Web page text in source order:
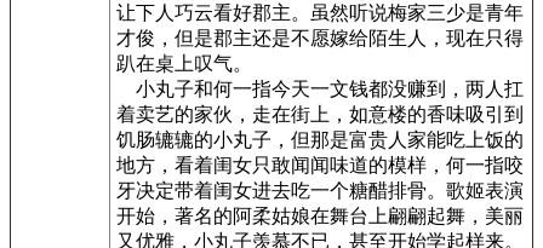
让下人巧云看好郡主。虽然听说梅家三少是青年
才俊，但是郡主还是不愿嫁给陌生人，现在只得
趴在桌上叹气。
小丸子和何一指今天一文钱都没赚到，两人扛
着卖艺的家伙，走在街上，如意楼的香味吸引到
饥肠辘辘的小丸子，但那是富贵人家能吃上饭的
地方，看着闺女只敢闻闻味道的模样，何一指咬
牙决定带着闺女进去吃一个糖醋排骨。歌姬表演
开始，著名的阿柔姑娘在舞台上翩翩起舞，美丽
又优雅，小丸子羡慕不已，甚至开始学起样来。